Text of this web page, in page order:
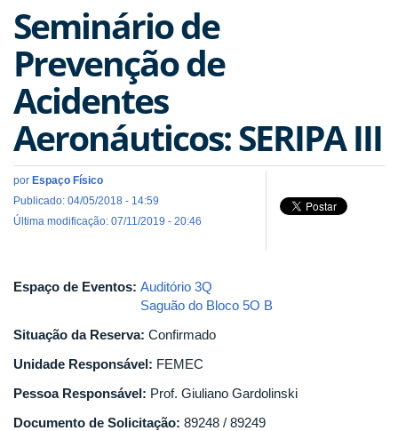
Seminário de
Prevenção de
Acidentes
Aeronáuticos: SERIPA III
por Espaço Físico
Publicado: 04/05/2018 - 14:59
Última modificação: 07/11/2019 - 20:46
Espaço de Eventos: Auditório 3Q
Saguão do Bloco 5O B
Situação da Reserva: Confirmado
Unidade Responsável: FEMEC
Pessoa Responsável: Prof. Giuliano Gardolinski
Documento de Solicitação: 89248 / 89249